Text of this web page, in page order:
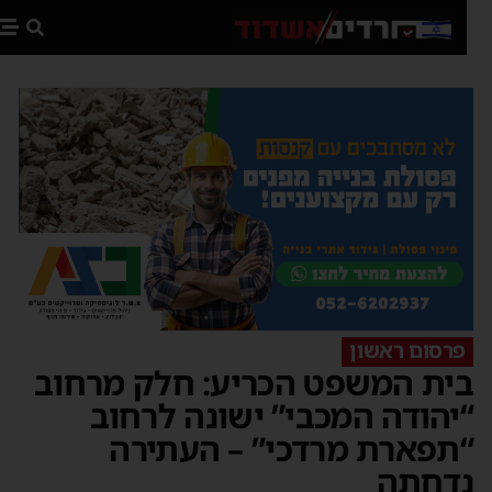
פרסום ראשון
המשפט הכריע: חלק מרחוב
המכבי” ישונה לרחוב
מרדכי” – העתירה